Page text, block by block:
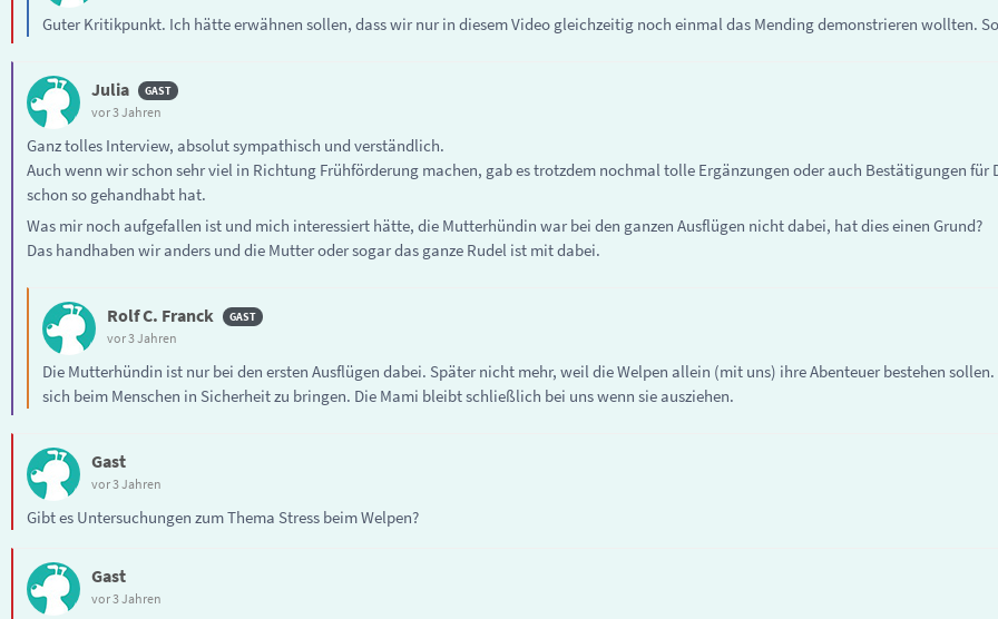
Guter Kritikpunkt. Ich hätte erwähnen sollen, dass wir nur in diesem Video gleichzeitig noch einmal das Mending demonstrieren wollten.
Julia
vor 3 Jahren
Ganz tolles Interview, absolut sympathisch und verständlich.
Auch wenn wir schon sehr viel in Richtung Frühförderung machen, gab es trotzdem nochmal tolle Ergänzungen oder auch Bestätigungen für
schon so gehandhabt hat.
Was mir noch aufgefallen ist und mich interessiert hätte, die Mutterhündin war bei den ganzen Ausflügen nicht dabei, hat dies einen Grund?
Das handhaben wir anders und die Mutter oder sogar das ganze Rudel ist mit dabei.
Rolf C. Franck
vor 3 Jahren
Die Mutterhündin ist nur bei den ersten Ausflügen dabei. Später nicht mehr, weil die Welpen allein (mit uns) ihre Abenteuer bestehen sollen.
sich beim Menschen in Sicherheit zu bringen. Die Mami bleibt schließlich bei uns wenn sie ausziehen.
Gast
vor 3 Jahren
Gibt es Untersuchungen zum Thema Stress beim Welpen?
Gast
vor 3 Jahren